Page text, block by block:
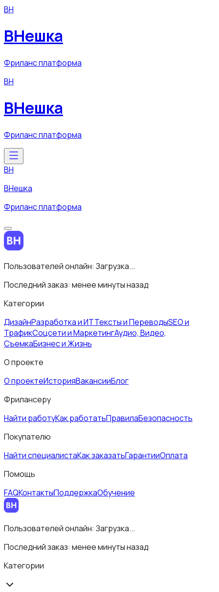
ВН
ВНешка
Фриланс платформа
ВН
ВНешка
Фриланс платформа
ВН
ВНешка
Фриланс платформа
Пользователей онлайн: Загрузка...
Последний заказ: менее минуты назад
Категории
ДизайнРазработка и ИТТексты и ПереводыSEO и
ТрафикСоцсети и МаркетингАудио, Видео,
СъемкаБизнес и Жизнь
О проекте
О проектеИсторияВакансииБлог
Фрилансеру
Найти работуКак работатьПравилаБезопасность
Покупателю
Найти специалистаКак заказатьГарантииОплата
Помощь
FAQКонтактыПоддержкаОбучение
Пользователей онлайн: Загрузка...
Последний заказ: менее минуты назад
Категории